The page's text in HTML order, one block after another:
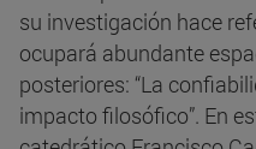
su investigación hace
ocupará abundante
posteriores: “La
impacto filosófico”. En